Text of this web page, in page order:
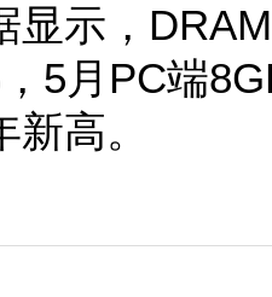
显示，
5月PC端
高。